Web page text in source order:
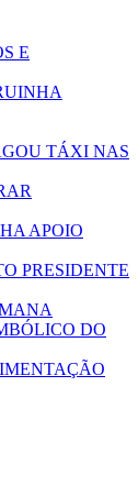
E
TÁXI NAS
APOIO
PRESIDENTE
DO